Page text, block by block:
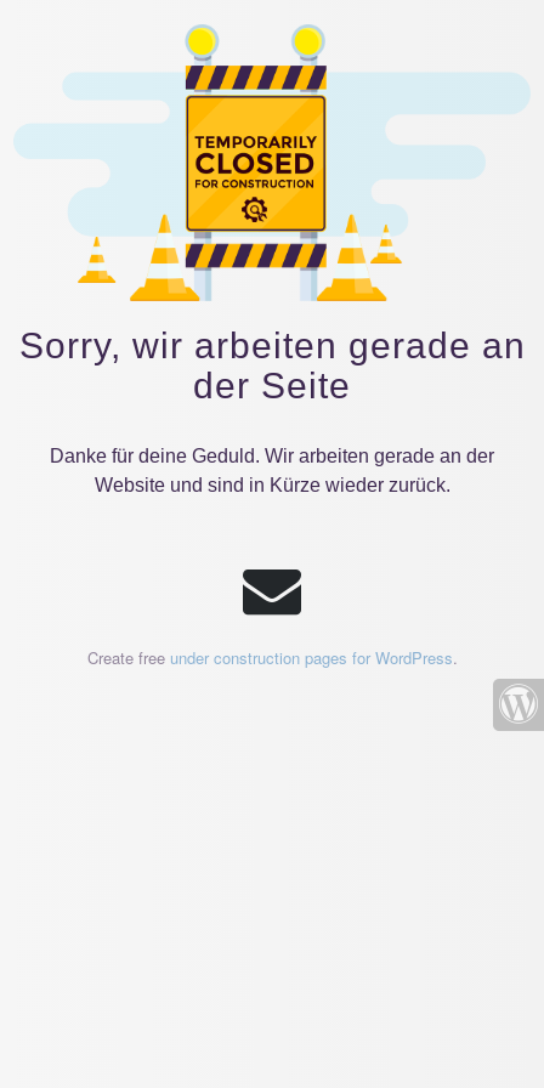
Sorry, wir arbeiten gerade an
der Seite
Danke für deine Geduld. Wir arbeiten gerade an der
Website und sind in Kürze wieder zurück.
Create free under construction pages for WordPress.